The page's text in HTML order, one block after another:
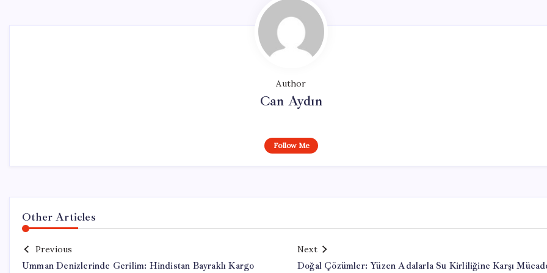
Author
Can Aydın
Follow Me
Other Articles
Previous
Umman Denizlerinde Gerilim: Hindistan Bayraklı Kargo
Next
Doğal Çözümler: Yüzen Adalarla Su Kirliliğine Karşı